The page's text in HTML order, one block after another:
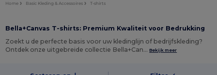
Home Basic Kleding & Accessoires T-shirts
Bella+Canvas T-shirts: Premium Kwaliteit voor Bedrukking
Zoekt u de perfecte basis voor uw kledinglijn of bedrijfskleding?
Ontdek onze uitgebreide collectie Bella+Can… Bekijk meer